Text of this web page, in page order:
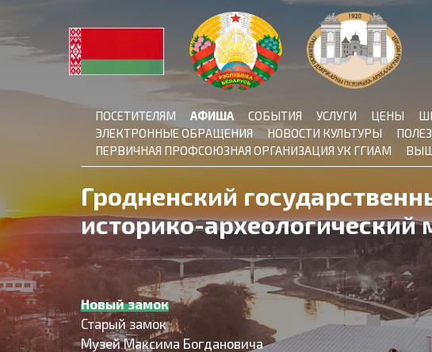
content
ПОСЕТИТЕЛЯМ АФИША СОБЫТИЯ УСЛУГИ ЦЕНЫ
ЭЛЕКТРОННЫЕ ОБРАЩЕНИЯ
НОВОСТИ КУЛЬТУРЫ
ПЕРВИЧНАЯ ПРОФСОЮЗНАЯ ОРГАНИЗАЦИЯ УК ГГИАМ
Гродненский
историко-археологический
Новый замок
Старый замок
Музей Максима Богдановича